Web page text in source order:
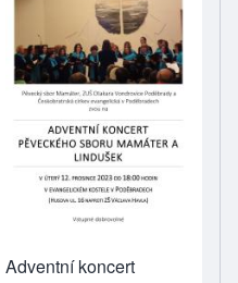
Adventní koncert